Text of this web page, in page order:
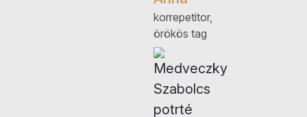
korrepetitor,
örökös tag